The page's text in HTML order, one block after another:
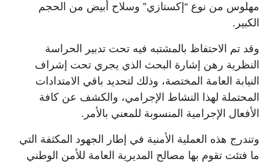
مهلوس من نوع “إكستازي” وسلاح أبيض من الحجم
الكبير.
وقد تم الاحتفاظ بالمشتبه فيه تحت تدبير الحراسة
النظرية رهن إشارة البحث الذي يجري تحت إشراف
النيابة العامة المختصة، وذلك لتحديد باقي الامتدادات
المحتملة لهذا النشاط الإجرامي، والكشف عن كافة
الأفعال الإجرامية المنسوبة للمعني بالأمر.
وتندرج هذه العملية الأمنية في إطار الجهود المكثفة التي
ما فتئت تقوم بها مصالح المديرية العامة للأمن الوطني